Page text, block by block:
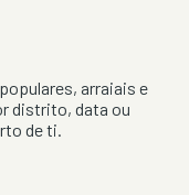
arraiais e
distrito, data ou
de ti.